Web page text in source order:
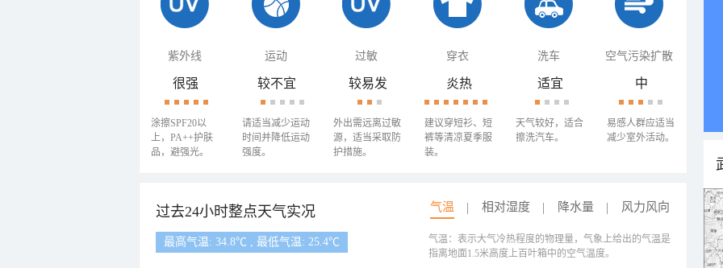
紫外线 运动 过敏 穿衣 洗车 空气污染扩散
很强
涂擦SPF20以
上，PA++护肤
品，避强光。
较不宜
请适当减少运动
时间并降低运动
强度。
较易发
外出需远离过敏
源，适当采取防
护措施。
炎热
建议穿短衫、短
裤等清凉夏季服
装。
适宜
天气较好，适合
擦洗汽车。
中
易感人群应适当
减少室外活动。
过去24小时整点天气实况 气温 相对湿度 降水量 风力风向
最高气温: 34.8℃ , 最低气温: 25.4℃
气温：表示大气冷热程度的物理量，气象上给出的气温是
指离地面1.5米高度上百叶箱中的空气温度。